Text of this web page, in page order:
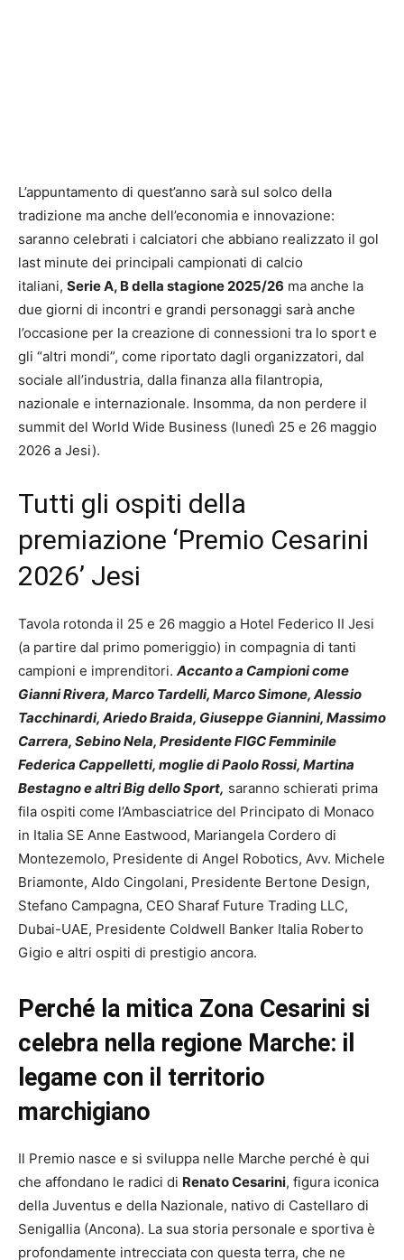
L’appuntamento di quest’anno sarà sul solco della
tradizione ma anche dell’economia e innovazione:
saranno celebrati i calciatori che abbiano realizzato il gol
last minute dei principali campionati di calcio
italiani, Serie A, B della stagione 2025/26 ma anche la
due giorni di incontri e grandi personaggi sarà anche
l’occasione per la creazione di connessioni tra lo sport e
gli “altri mondi”, come riportato dagli organizzatori, dal
sociale all’industria, dalla finanza alla filantropia,
nazionale e internazionale. Insomma, da non perdere il
summit del World Wide Business (lunedì 25 e 26 maggio
2026 a Jesi).
Tutti gli ospiti della
premiazione ‘Premio Cesarini
2026’ Jesi
Tavola rotonda il 25 e 26 maggio a Hotel Federico II Jesi
(a partire dal primo pomeriggio) in compagnia di tanti
campioni e imprenditori. Accanto a Campioni come
Gianni Rivera, Marco Tardelli, Marco Simone, Alessio
Tacchinardi, Ariedo Braida, Giuseppe Giannini, Massimo
Carrera, Sebino Nela, Presidente FIGC Femminile
Federica Cappelletti, moglie di Paolo Rossi, Martina
Bestagno e altri Big dello Sport, saranno schierati prima
fila ospiti come l’Ambasciatrice del Principato di Monaco
in Italia SE Anne Eastwood, Mariangela Cordero di
Montezemolo, Presidente di Angel Robotics, Avv. Michele
Briamonte, Aldo Cingolani, Presidente Bertone Design,
Stefano Campagna, CEO Sharaf Future Trading LLC,
Dubai-UAE, Presidente Coldwell Banker Italia Roberto
Gigio e altri ospiti di prestigio ancora.
Perché la mitica Zona Cesarini si
celebra nella regione Marche: il
legame con il territorio
marchigiano
Il Premio nasce e si sviluppa nelle Marche perché è qui
che affondano le radici di Renato Cesarini, figura iconica
della Juventus e della Nazionale, nativo di Castellaro di
Senigallia (Ancona). La sua storia personale e sportiva è
profondamente intrecciata con questa terra, che ne